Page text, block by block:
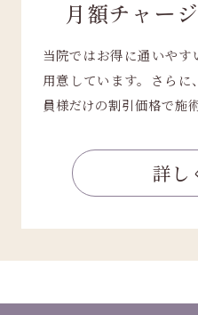
月額チャー
当院ではお得に通いや
用意しています。
さらに
員様だけの割引価格で施
詳し